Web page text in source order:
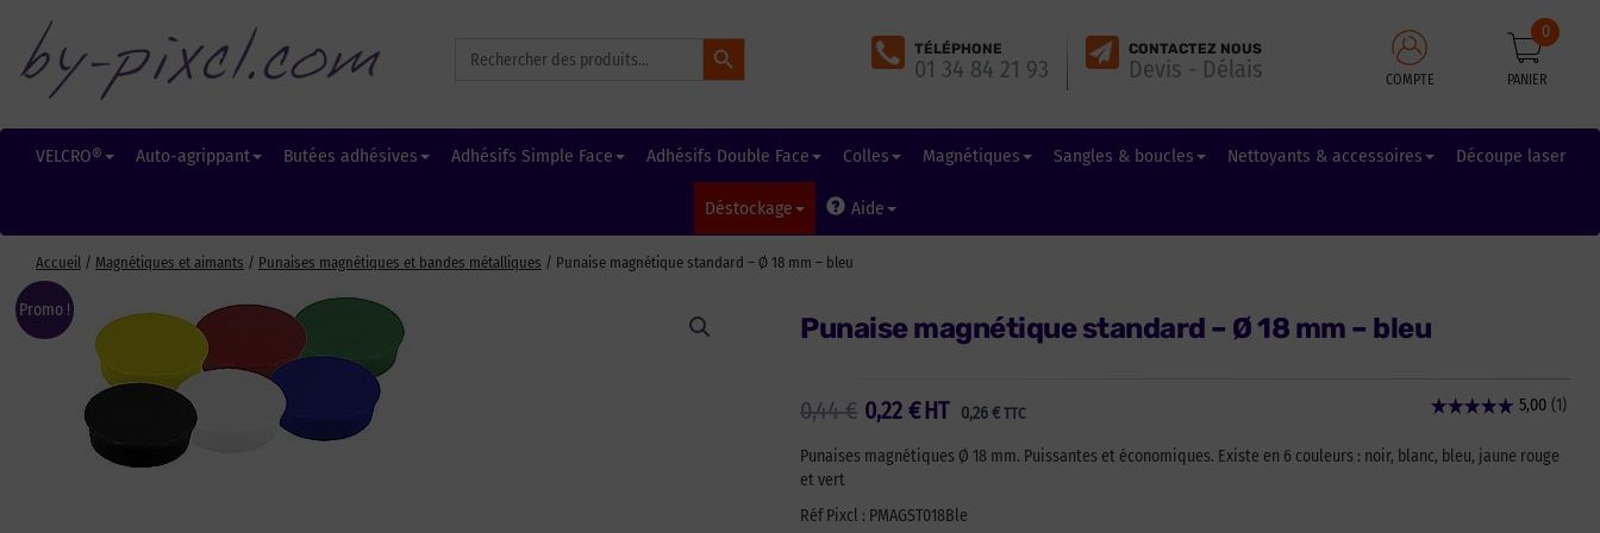
for:
Search Button
TÉLÉPHONE
01 34 84 21 93
CONTACTEZ NOUS
Devis - Délais COMPTE PANIER
0
VELCRO® Auto-agrippant Butées adhésives Adhésifs Simple Face Adhésifs Double Face Colles Magnétiques Sangles & boucles Nettoyants & accessoires Découpe laser
Déstockage Aide
Accueil / Magnétiques et aimants / Punaises magnétiques et bandes métalliques / Punaise magnétique standard – Ø 18 mm – bleu
Promo !
Punaise magnétique standard – Ø 18 mm – bleu
0,44€
Le
prix
initial
était :
0,44 €.
0,22 €
Le
prix
actuel
est :
0,22 €.
0,26€ TTC
HT
Punaises magnétiques Ø 18 mm. Puissantes et économiques. Existe en 6 couleurs : noir, blanc, bleu, jaune rouge
et vert
Réf Pixcl : PMAGST018Ble